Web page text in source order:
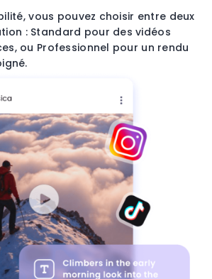
vous pouvez choisir entre deux
: Standard pour des vidéos
ou Professionnel pour un rendu